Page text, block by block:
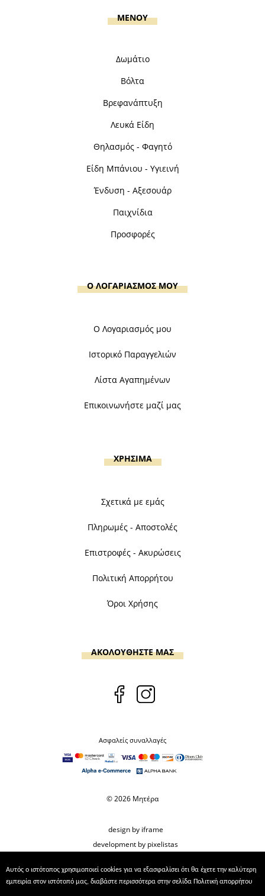
MENOY
Δωμάτιο
Βόλτα
Βρεφανάπτυξη
Λευκά Είδη
Θηλασμός - Φαγητό
Είδη Μπάνιου - Υγιεινή
Ένδυση - Αξεσουάρ
Παιχνίδια
Προσφορές
Ο ΛΟΓΑΡΙΑΣΜΟΣ ΜΟΥ
Ο Λογαριασμός μου
Ιστορικό Παραγγελιών
Λίστα Αγαπημένων
Επικοινωνήστε μαζί μας
ΧΡΗΣΙΜΑ
Σχετικά με εμάς
Πληρωμές - Αποστολές
Επιστροφές - Ακυρώσεις
Πολιτική Απορρήτου
Όροι Χρήσης
ΑΚΟΛΟΥΘΗΣΤΕ ΜΑΣ
Ασφαλείς συναλλαγές
© 2026 Μητέρα
design by iframe
development by pixelistas
Αυτός ο ιστότοπος χρησιμοποιεί cookies για να εξασφαλίσει ότι θα έχετε την καλύτερη
εμπειρία στον ιστότοπό μας, διαβάστε περισσότερα στην σελίδα Πολιτική απορρήτου